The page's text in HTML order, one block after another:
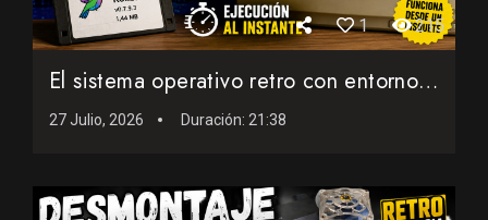
1 215
El sistema operativo retro con entorno gráfico que cabe en ...
27 Julio, 2026 Duración: 21:38